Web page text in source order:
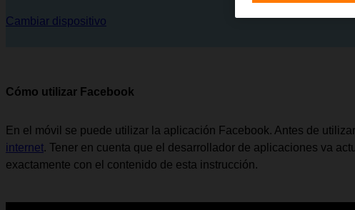
Cambiar dispositivo
Cómo utilizar Facebook
En el móvil se puede utilizar la aplicación Facebook. Antes de
internet. Tener en cuenta que el desarrollador de aplicaciones va
exactamente con el contenido de esta instrucción.